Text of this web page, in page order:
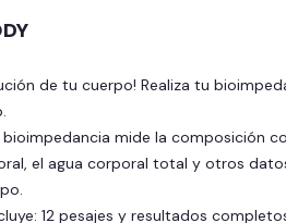
bioimpedancia mide la composición
el agua corporal total y otros
12 pesajes y resultados